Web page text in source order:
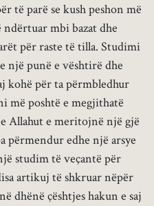
të parë se kush peshon më
mbi bazat dhe
për raste të tilla. Studimi
një punë e vështirë dhe
kohë për ta përmbledhur
më poshtë e megjithatë
Allahut e meritojnë një gjë
përmendur edhe një arsye
studim të veçantë për
artikuj të shkruar nëpër
dhënë çështjes hakun e saj